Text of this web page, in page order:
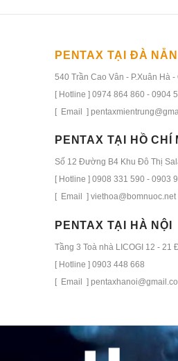
PENTAX TẠI ĐÀ
540 Trần Cao Vân - P.Xuân Hà -
[ Hotline ] 0974 864 860 - 0904
[ Email ]
PENTAX TẠI HỒ CHÍ
Số 12 Đường B4 Khu Đô Thị
[ Hotline ] 0908 331 590 - 0903
[ Email ] viethoa@bomnuoc.net
PENTAX TẠI HÀ NỘI
Tầng 3 Toà nhà LICOGI 12 - 21
[ Hotline ] 0903 448 668
[ Email ]